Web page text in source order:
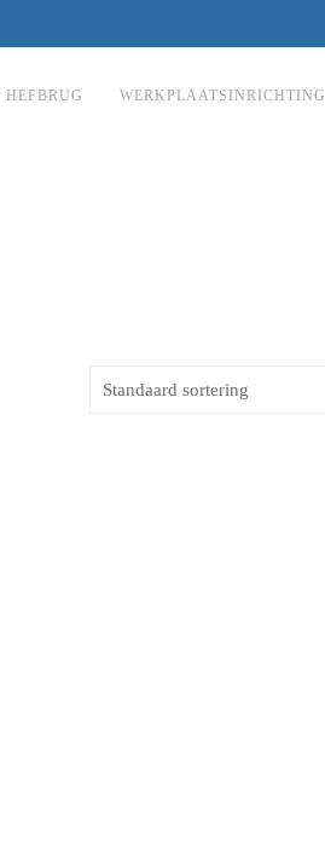
WERKPLAATSINRICHTING